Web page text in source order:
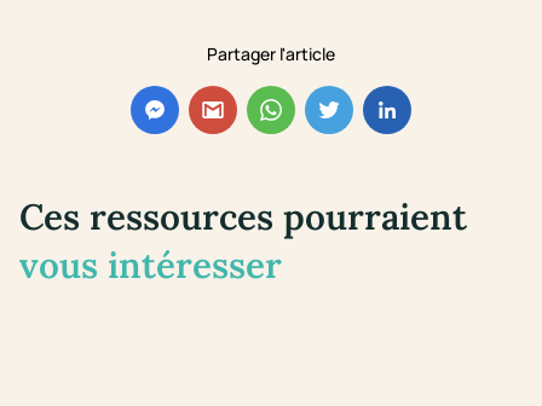
Partager l'article
Ces ressources pourraient
vous intéresser